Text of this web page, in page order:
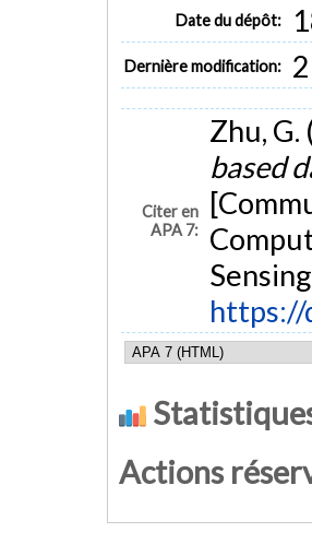
Date du dépôt:
Dernière modification:
Citer en
APA 7:
Zhu,
based
https://
Actions